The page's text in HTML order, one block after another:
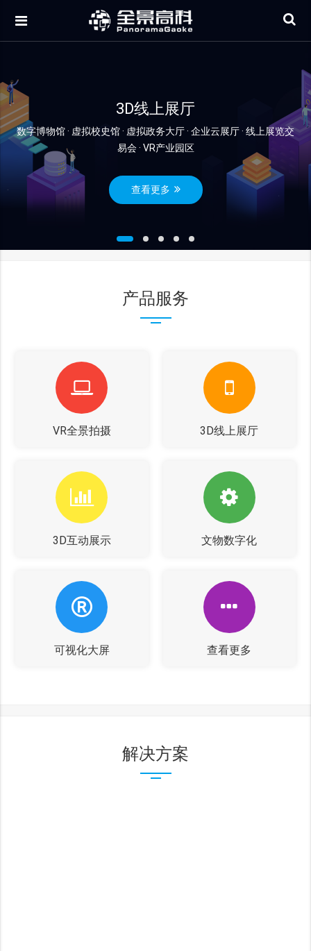
3D线上展厅
数字博物馆 · 虚拟校史馆 · 虚拟政务大厅 · 企业云展厅 · 线上展览交
易会 · VR产业园区
查看更多
产品服务
VR全景拍摄 3D线上展厅
3D互动展示 文物数字化
可视化大屏 查看更多
解决方案